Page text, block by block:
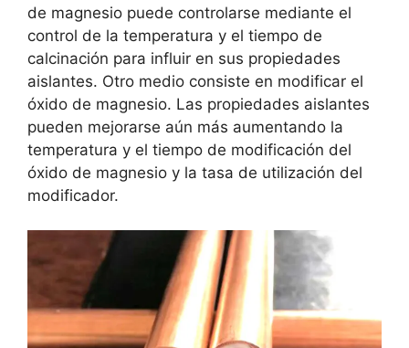
de magnesio puede controlarse mediante el
control de la temperatura y el tiempo de
calcinación para influir en sus propiedades
aislantes. Otro medio consiste en modificar el
óxido de magnesio. Las propiedades aislantes
pueden mejorarse aún más aumentando la
temperatura y el tiempo de modificación del
óxido de magnesio y la tasa de utilización del
modificador.